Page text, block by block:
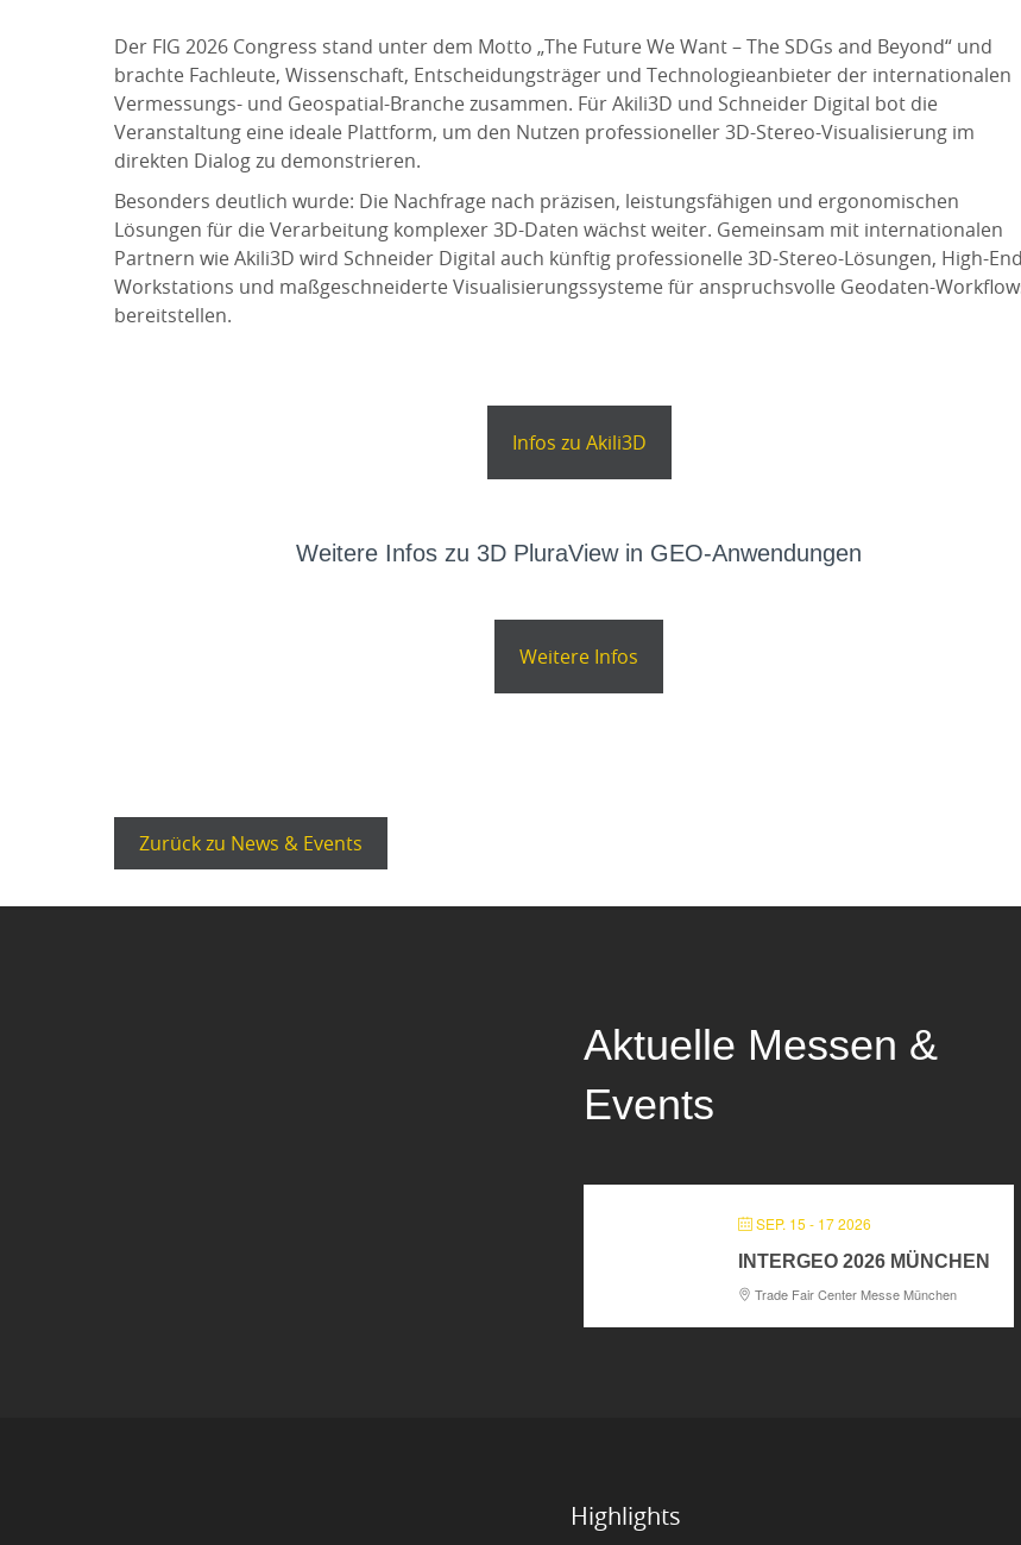
Der FIG 2026 Congress stand unter dem Motto „The Future We Want – The SDGs and Beyond“ und
brachte Fachleute, Wissenschaft, Entscheidungsträger und Technologieanbieter der internationalen
Vermessungs- und Geospatial-Branche zusammen. Für Akili3D und Schneider Digital bot die
Veranstaltung eine ideale Plattform, um den Nutzen professioneller 3D-Stereo-Visualisierung im
direkten Dialog zu demonstrieren.
Besonders deutlich wurde: Die Nachfrage nach präzisen, leistungsfähigen und ergonomischen
Lösungen für die Verarbeitung komplexer 3D-Daten wächst weiter. Gemeinsam mit internationalen
Partnern wie Akili3D wird Schneider Digital auch künftig professionelle 3D-Stereo-Lösungen, High-
Workstations und maßgeschneiderte Visualisierungssysteme für anspruchsvolle Geodaten-
bereitstellen.
Infos zu Akili3D
Weitere Infos zu 3D PluraView in GEO-Anwendungen
Weitere Infos
Zurück zu News & Events
Aktuelle Messen &
Events
SEP. 15 - 17 2026
INTERGEO 2026 MÜNCHEN
Trade Fair Center Messe München
Highlights